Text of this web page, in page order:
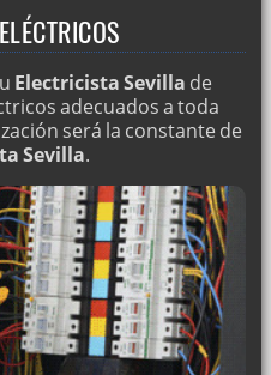
Electricista Sevilla de
adecuados a toda
será la constante de
Sevilla.